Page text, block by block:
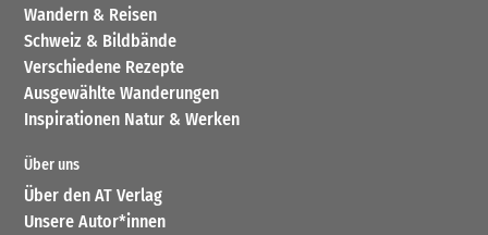
Wandern & Reisen
Schweiz & Bildbände
Verschiedene Rezepte
Ausgewählte Wanderungen
Inspirationen Natur & Werken
Über uns
Über den AT Verlag
Unsere Autor*innen